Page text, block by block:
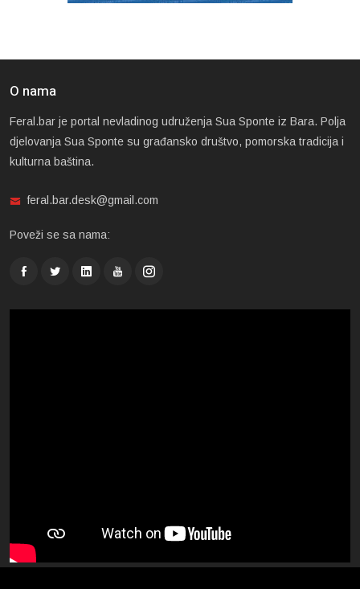
O nama
Feral.bar je portal nevladinog udruženja Sua Sponte iz Bara. Polja
djelovanja Sua Sponte su građansko društvo, pomorska tradicija i
kulturna baština.
feral.bar.desk@gmail.com
Poveži se sa nama: